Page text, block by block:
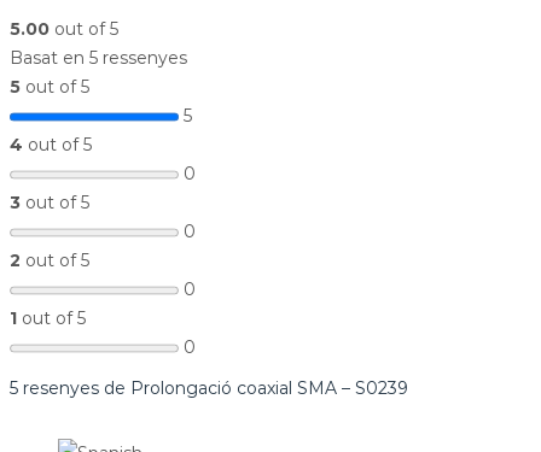
5.00 out of 5
Basat en 5 ressenyes
5 out of 5
5
4 out of 5
0
3 out of 5
0
2 out of 5
0
1 out of 5
0
5 resenyes de Prolongació coaxial SMA – S0239